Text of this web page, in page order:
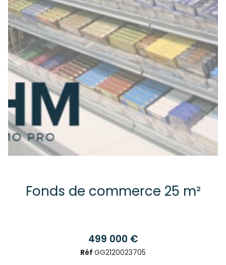
Fonds de commerce 25 m²
499 000 €
Réf GG2120023705